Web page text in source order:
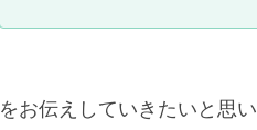
をお伝えしていきたいと思い